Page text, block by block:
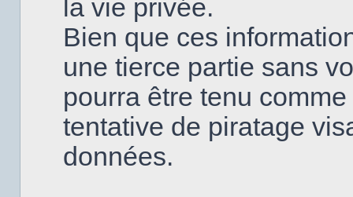
la vie privée.
Bien que ces
une tierce partie sans
pourra être tenu
tentative de piratage
données.